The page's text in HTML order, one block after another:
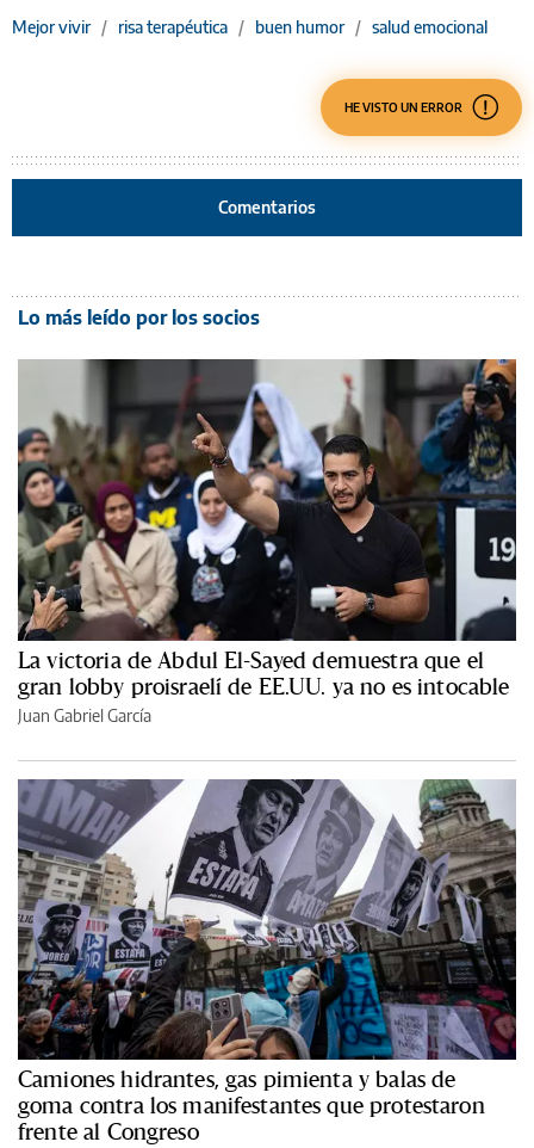
Mejor vivir / risa terapéutica / buen humor / salud emocional
HE VISTO UN ERROR
Comentarios
Lo más leído por los socios
La victoria de Abdul El-Sayed demuestra que el
gran lobby proisraelí de EE.UU. ya no es intocable
Juan Gabriel García
Camiones hidrantes, gas pimienta y balas de
goma contra los manifestantes que protestaron
frente al Congreso